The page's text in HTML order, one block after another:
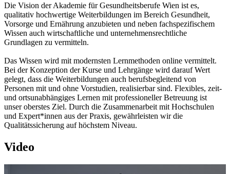
Die Vision der Akademie für Gesundheitsberufe Wien ist es,
qualitativ hochwertige Weiterbildungen im Bereich Gesundheit,
Vorsorge und Ernährung anzubieten und neben fachspezifischem
Wissen auch wirtschaftliche und unternehmensrechtliche
Grundlagen zu vermitteln.
Das Wissen wird mit modernsten Lernmethoden online vermittelt.
Bei der Konzeption der Kurse und Lehrgänge wird darauf Wert
gelegt, dass die Weiterbildungen auch berufsbegleitend von
Personen mit und ohne Vorstudien, realisierbar sind. Flexibles, zeit-
und ortsunabhängiges Lernen mit professioneller Betreuung ist
unser oberstes Ziel. Durch die Zusammenarbeit mit Hochschulen
und Expert*innen aus der Praxis, gewährleisten wir die
Qualitätssicherung auf höchstem Niveau.
Video